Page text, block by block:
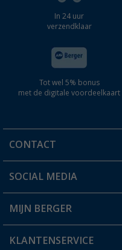
In 24 uur
verzendklaar
Tot wel 5% bonus
met de digitale voordeelkaart
CONTACT
Een vraag?
Winkel vinden
SOCIAL MEDIA
MIJN BERGER
Mijn account
KLANTENSERVICE